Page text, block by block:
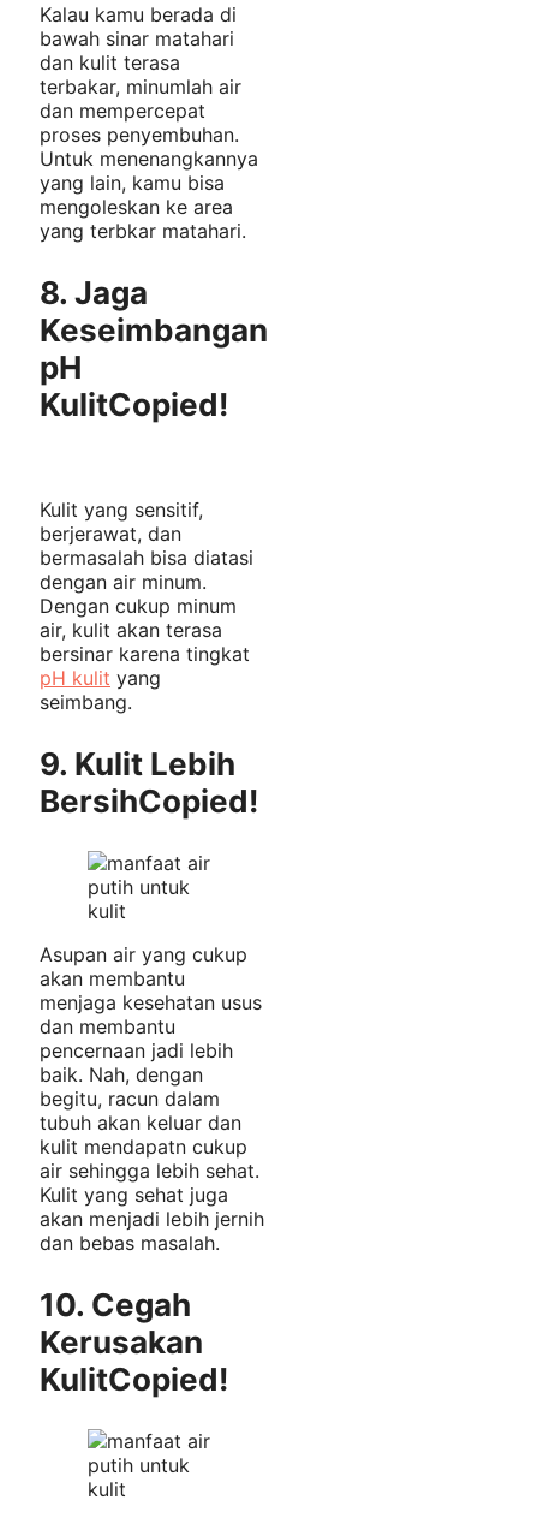
Kalau kamu berada di
bawah sinar matahari
dan kulit terasa
terbakar, minumlah air
dan mempercepat
proses penyembuhan.
Untuk menenangkannya
yang lain, kamu bisa
mengoleskan ke area
yang terbkar matahari.
8. Jaga
Keseimbangan
pH
KulitCopied!
Kulit yang sensitif,
berjerawat, dan
bermasalah bisa diatasi
dengan air minum.
Dengan cukup minum
air, kulit akan terasa
bersinar karena tingkat
pH kulit yang
seimbang.
9. Kulit Lebih
BersihCopied!
Asupan air yang cukup
akan membantu
menjaga kesehatan usus
dan membantu
pencernaan jadi lebih
baik. Nah, dengan
begitu, racun dalam
tubuh akan keluar dan
kulit mendapatn cukup
air sehingga lebih sehat.
Kulit yang sehat juga
akan menjadi lebih jernih
dan bebas masalah.
10. Cegah
Kerusakan
KulitCopied!